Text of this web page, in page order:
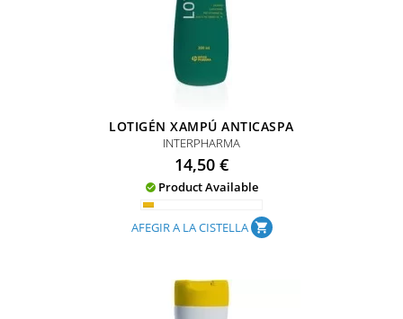
LOTIGÉN XAMPÚ ANTICASPA
INTERPHARMA
Preu
14,50 €
 Product Available
AFEGIR A LA CISTELLA shopping_cart